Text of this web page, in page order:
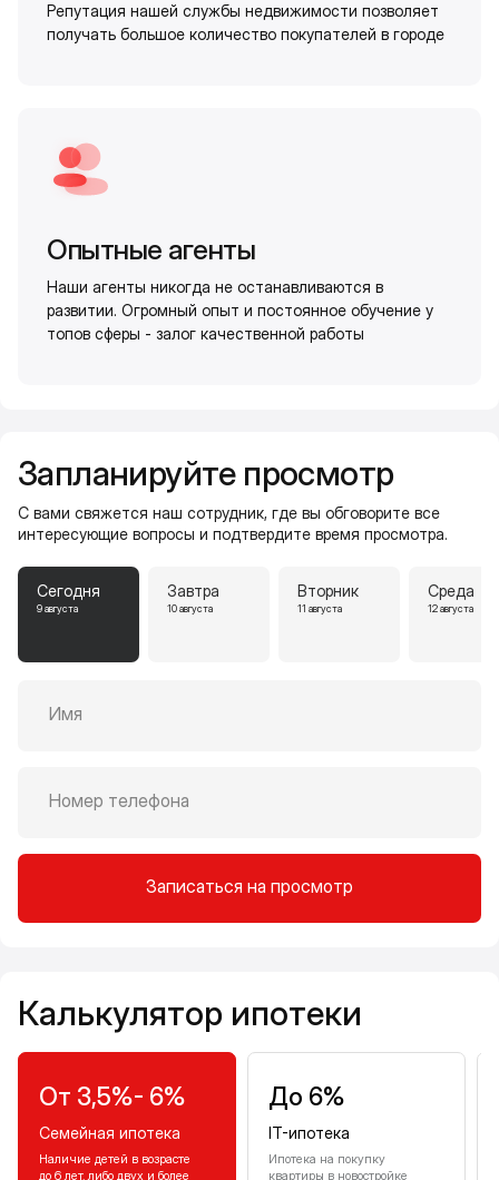
Репутация нашей службы недвижимости позволяет
получать большое количество покупателей в городе
Опытные агенты
Наши агенты никогда не останавливаются в
развитии. Огромный опыт и постоянное обучение у
топов сферы - залог качественной работы
Запланируйте просмотр
С вами свяжется наш сотрудник, где вы обговорите все
интересующие вопросы и подтвердите время просмотра.
Сегодня
9 августа
Завтра
10 августа
Вторник
11 августа
Среда
12 августа
Имя
Номер телефона
Записаться на просмотр
Калькулятор ипотеки
От 3,5%- 6%
Семейная ипотека
Наличие детей в возрасте
до 6 лет, либо двух и более
До 6%
IT-ипотека
Ипотека на покупку
квартиры в новостройке